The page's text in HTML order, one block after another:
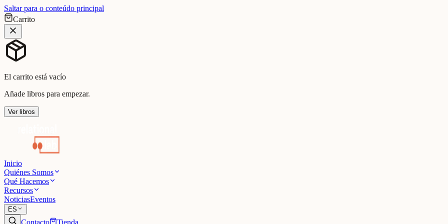
Saltar para o conteúdo principal
Carrito
El carrito está vacío
Añade libros para empezar.
Ver libros
Inicio
Quiénes Somos
Qué Hacemos
Recursos
NoticiasEventos
ES
Contacto Tienda